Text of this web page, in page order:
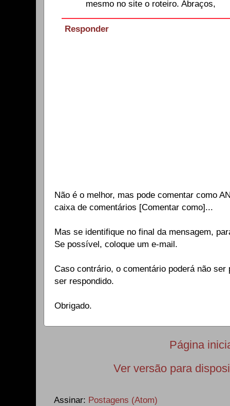
mesmo no site o roteiro. Abraços,
Responder
Não é o melhor, mas pode comentar como
caixa de comentários [Comentar como]...
Mas se identifique no final da mensagem,
Se possível, coloque um e-mail.
Caso contrário, o comentário poderá não ser
ser respondido.
Obrigado.
Página
Ver versão para
Assinar: Postagens (Atom)